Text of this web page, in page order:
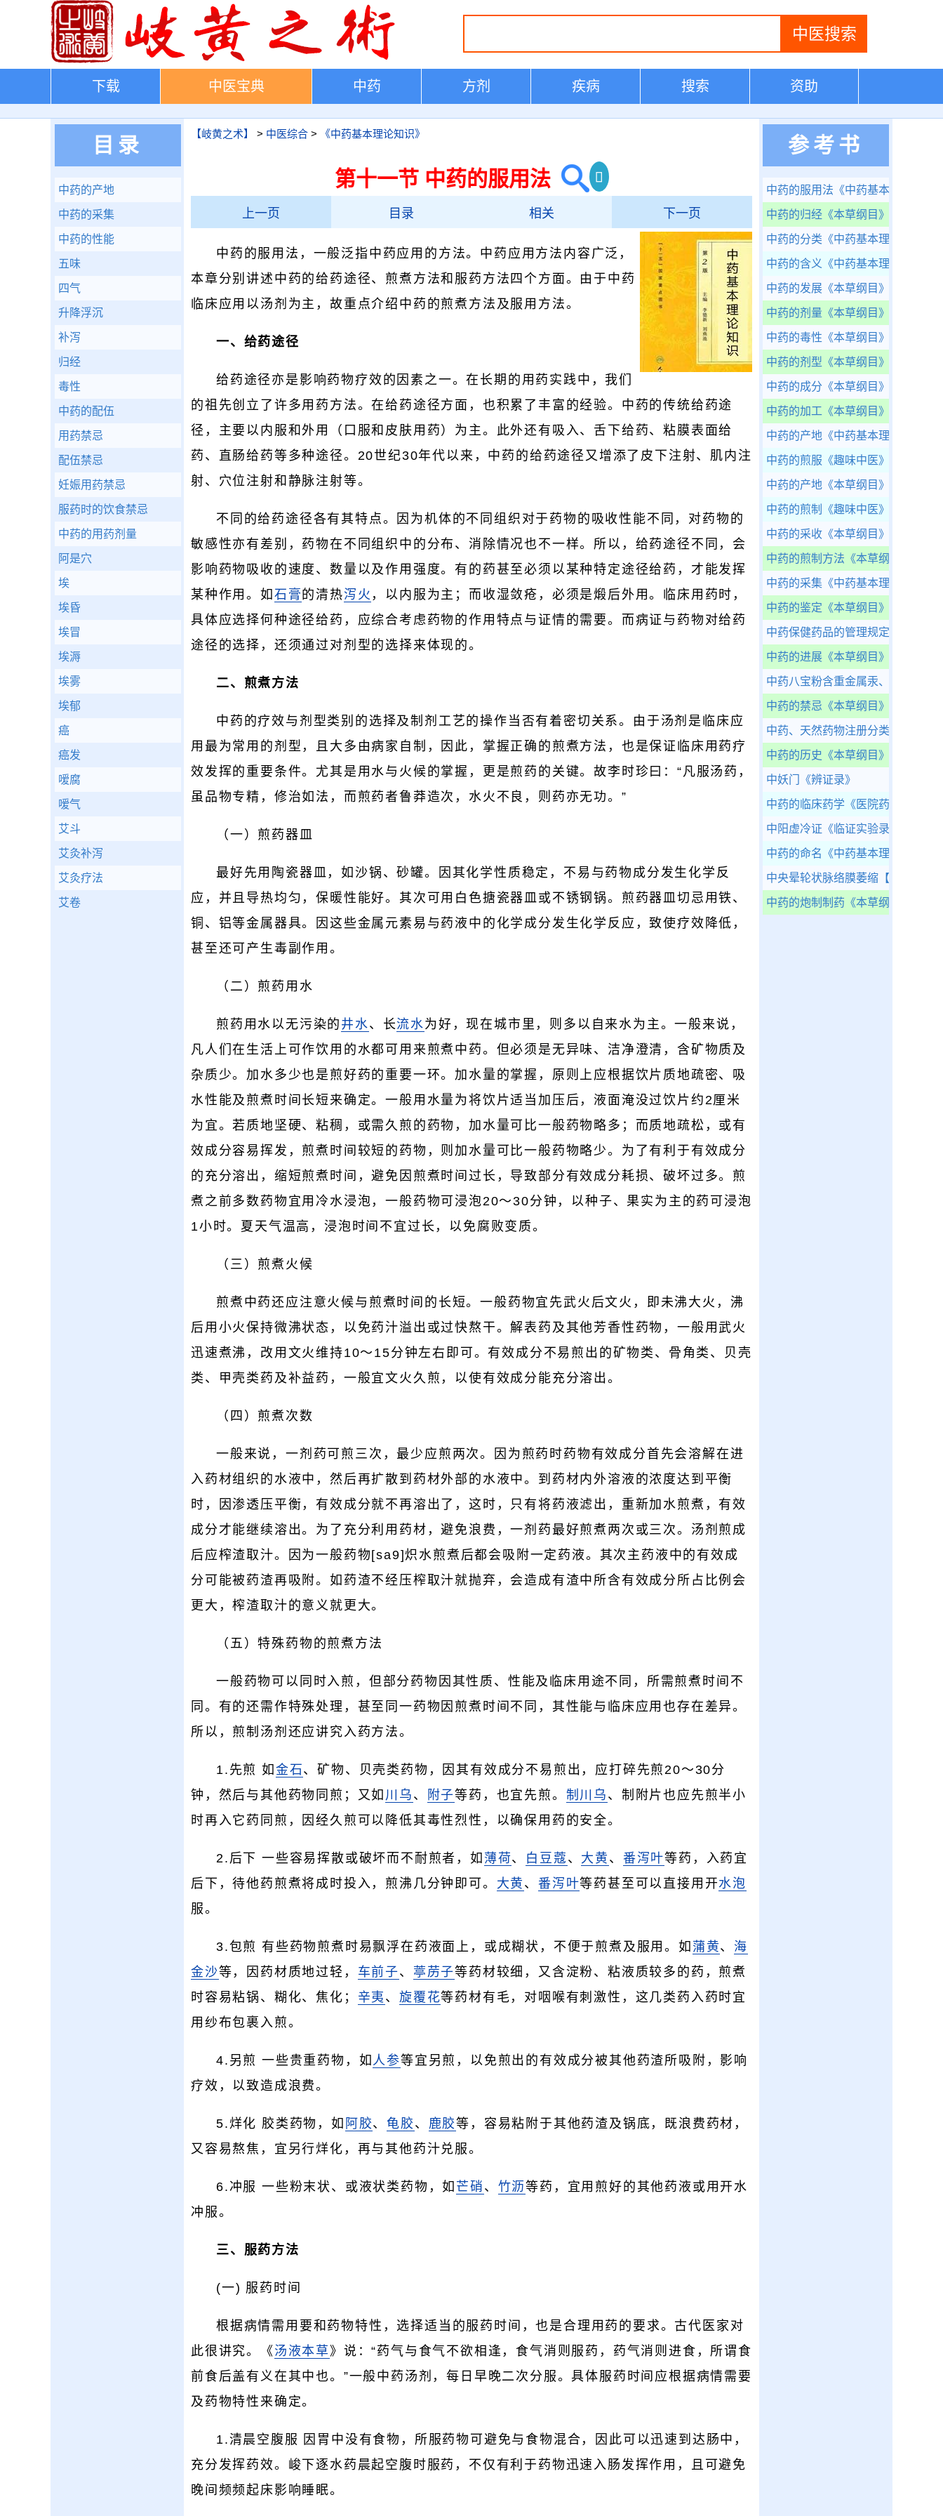
下载 中医宝典 中药 方剂 疾病 搜索 资助
【岐黄之术】 > 中医综合 > 《中药基本理论知识》
第十一节 中药的服用法
上一页 目录 相关 下一页
中药的服用法，一般泛指中药应用的方法。中药应用方法内容广泛，
本章分别讲述中药的给药途径、煎煮方法和服药方法四个方面。由于中药
临床应用以汤剂为主，故重点介绍中药的煎煮方法及服用方法。
一、给药途径
给药途径亦是影响药物疗效的因素之一。在长期的用药实践中，我们
的祖先创立了许多用药方法。在给药途径方面，也积累了丰富的经验。中药的传统给药途
径，主要以内服和外用（口服和皮肤用药）为主。此外还有吸入、舌下给药、粘膜表面给
药、直肠给药等多种途径。20世纪30年代以来，中药的给药途径又增添了皮下注射、肌内注
射、穴位注射和静脉注射等。
不同的给药途径各有其特点。因为机体的不同组织对于药物的吸收性能不同，对药物的
敏感性亦有差别，药物在不同组织中的分布、消除情况也不一样。所以，给药途径不同，会
影响药物吸收的速度、数量以及作用强度。有的药甚至必须以某种特定途径给药，才能发挥
某种作用。如 石膏 的清热泻火 ，以内服为主；而收湿敛疮，必须是煅后外用。临床用药时，
具体应选择何种途径给药，应综合考虑药物的作用特点与证情的需要。而病证与药物对给药
途径的选择，还须通过对剂型的选择来体现的。
二、煎煮方法
中药的疗效与剂型类别的选择及制剂工艺的操作当否有着密切关系。由于汤剂是临床应
用最为常用的剂型，且大多由病家自制，因此，掌握正确的煎煮方法，也是保证临床用药疗
效发挥的重要条件。尤其是用水与火候的掌握，更是煎药的关键。故李时珍曰：“凡服汤药，
虽品物专精，修治如法，而煎药者鲁莽造次，水火不良，则药亦无功。”
（一）煎药器皿
最好先用陶瓷器皿，如沙锅、砂罐。因其化学性质稳定，不易与药物成分发生化学反
应，并且导热均匀，保暖性能好。其次可用白色搪瓷器皿或不锈钢锅。煎药器皿切忌用铁、
铜、铝等金属器具。因这些金属元素易与药液中的化学成分发生化学反应，致使疗效降低，
甚至还可产生毒副作用。
（二）煎药用水
煎药用水以无污染的 井水、长流水为好，现在城市里，则多以自来水为主。一般来说，
凡人们在生活上可作饮用的水都可用来煎煮中药。但必须是无异味、洁净澄清，含矿物质及
杂质少。加水多少也是煎好药的重要一环。加水量的掌握，原则上应根据饮片质地疏密、吸
水性能及煎煮时间长短来确定。一般用水量为将饮片适当加压后，液面淹没过饮片约2厘米
为宜。若质地坚硬、粘稠，或需久煎的药物，加水量可比一般药物略多；而质地疏松，或有
效成分容易挥发，煎煮时间较短的药物，则加水量可比一般药物略少。为了有利于有效成分
的充分溶出，缩短煎煮时间，避免因煎煮时间过长，导致部分有效成分耗损、破坏过多。煎
煮之前多数药物宜用冷水浸泡，一般药物可浸泡20～30分钟，以种子、果实为主的药可浸泡
1小时。夏天气温高，浸泡时间不宜过长，以免腐败变质。
（三）煎煮火候
煎煮中药还应注意火候与煎煮时间的长短。一般药物宜先武火后文火，即未沸大火，沸
后用小火保持微沸状态，以免药汁溢出或过快熬干。解表药及其他芳香性药物，一般用武火
迅速煮沸，改用文火维持10～15分钟左右即可。有效成分不易煎出的矿物类、骨角类、贝壳
类、甲壳类药及补益药，一般宜文火久煎，以使有效成分能充分溶出。
（四）煎煮次数
一般来说，一剂药可煎三次，最少应煎两次。因为煎药时药物有效成分首先会溶解在进
入药材组织的水液中，然后再扩散到药材外部的水液中。到药材内外溶液的浓度达到平衡
时，因渗透压平衡，有效成分就不再溶出了，这时，只有将药液滤出，重新加水煎煮，有效
成分才能继续溶出。为了充分利用药材，避免浪费，一剂药最好煎煮两次或三次。汤剂煎成
后应榨渣取汁。因为一般药物[sa9]炽水煎煮后都会吸附一定药液。其次主药液中的有效成
分可能被药渣再吸附。如药渣不经压榨取汁就抛弃，会造成有渣中所含有效成分所占比例会
更大，榨渣取汁的意义就更大。
（五）特殊药物的煎煮方法
一般药物可以同时入煎，但部分药物因其性质、性能及临床用途不同，所需煎煮时间不
同。有的还需作特殊处理，甚至同一药物因煎煮时间不同，其性能与临床应用也存在差异。
所以，煎制汤剂还应讲究入药方法。
1.先煎 如 金石 、矿物、贝壳类药物，因其有效成分不易煎出，应打碎先煎20～30分
钟，然后与其他药物同煎；又如 川乌 、 附子等药，也宜先煎。 制川乌 、制附片也应先煎半小
时再入它药同煎，因经久煎可以降低其毒性烈性，以确保用药的安全。
2.后下 一些容易挥散或破坏而不耐煎者，如 薄荷、 白豆蔻 、 大黄 、 番泻叶等药，入药宜
后下，待他药煎煮将成时投入，煎沸几分钟即可。 大黄 、 番泻叶等药甚至可以直接用开水泡
服。
3.包煎 有些药物煎煮时易飘浮在药液面上，或成糊状，不便于煎煮及服用。如 蒲黄、 海
金沙等，因药材质地过轻， 车前子、 葶苈子等药材较细，又含淀粉、粘液质较多的药，煎煮
时容易粘锅、糊化、焦化； 辛夷 、旋覆花等药材有毛，对咽喉有刺激性，这几类药入药时宜
用纱布包裹入煎。
4.另煎 一些贵重药物，如 人参等宜另煎，以免煎出的有效成分被其他药渣所吸附，影响
疗效，以致造成浪费。
5.烊化 胶类药物，如 阿胶、龟胶 、 鹿胶等，容易粘附于其他药渣及锅底，既浪费药材，
又容易熬焦，宜另行烊化，再与其他药汁兑服。
6.冲服 一些粉末状、或液状类药物，如 芒硝 、 竹沥等药，宜用煎好的其他药液或用开水
冲服。
三、服药方法
(一) 服药时间
根据病情需用要和药物特性，选择适当的服药时间，也是合理用药的要求。古代医家对
此很讲究。《 汤液本草 》说：“药气与食气不欲相逢，食气消则服药，药气消则进食，所谓食
前食后盖有义在其中也。”一般中药汤剂，每日早晚二次分服。具体服药时间应根据病情需要
及药物特性来确定。
1.清晨空腹服 因胃中没有食物，所服药物可避免与食物混合，因此可以迅速到达肠中，
充分发挥药效。峻下逐水药晨起空腹时服药，不仅有利于药物迅速入肠发挥作用，且可避免
晚间频频起床影响睡眠。
目录
中药的产地
中药的采集
中药的性能
五味
四气
升降浮沉
补泻
归经
毒性
中药的配伍
用药禁忌
配伍禁忌
妊娠用药禁忌
服药时的饮食禁忌
中药的用药剂量
阿是穴
埃
埃昏
埃冒
埃溽
埃雾
埃郁
癌
癌发
嗳腐
嗳气
艾斗
艾灸补泻
艾灸疗法
艾卷
参考书
中药的服用法 《中药基本理论知识
中药的归经 《本草纲目》完整版
中药的分类 《中药基本理论知识》
中药的含义 《中药基本理论知识》
中药的发展 《本草纲目》完整版
中药的剂量 《本草纲目》完整版
中药的毒性 《本草纲目》完整版
中药的剂型 《本草纲目》完整版
中药的成分 《本草纲目》完整版
中药的加工 《本草纲目》完整版
中药的产地 《中药基本理论知识》
中药的煎服 《趣味中医》
中药的产地 《本草纲目》完整版
中药的煎制 《趣味中医》
中药的采收 《本草纲目》完整版
中药的煎制方法 《本草纲目》完整
中药的采集 《中药基本理论知识》
中药的鉴定 《本草纲目》完整版
中药保健药品的管理规定
中药的进展 《本草纲目》完整版
中药八宝粉含重金属汞、铅是否是
中药的禁忌 《本草纲目》完整版
中药、天然药物注册分类及申报资
中药的历史 《本草纲目》完整版
中妖门 《辨证录》
中药的临床药学 《医院药学》
中阳虚冷证 《临证实验录》
中药的命名 《中药基本理论知识》
中央晕轮状脉络膜萎缩 【疾病大全
中药的炮制制药 《本草纲目》完整